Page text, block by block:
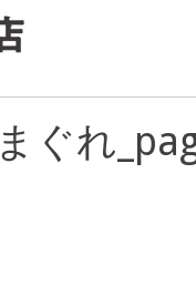
ぐれ